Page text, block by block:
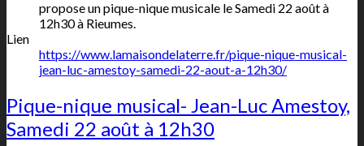
propose un pique-nique musicale le Samedi 22 août à
12h30 à Rieumes.
Lien
https://www.lamaisondelaterre.fr/pique-nique-musical-
jean-luc-amestoy-samedi-22-aout-a-12h30/
Pique-nique musical- Jean-Luc Amestoy,
Samedi 22 août à 12h30